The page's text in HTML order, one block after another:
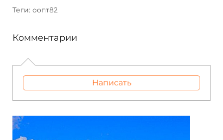
Теги: оопт82
Комментарии
Написать